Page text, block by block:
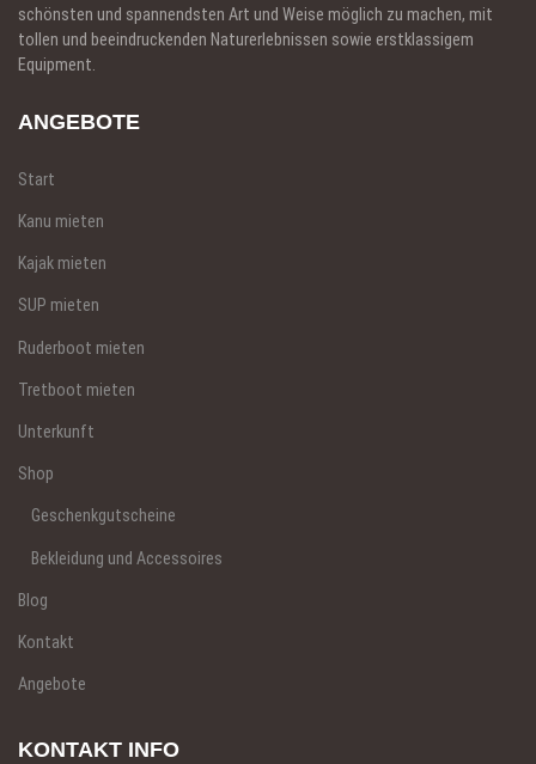
schönsten und spannendsten Art und Weise möglich zu machen, mit
tollen und beeindruckenden Naturerlebnissen sowie erstklassigem
Equipment.
ANGEBOTE
Start
Kanu mieten
Kajak mieten
SUP mieten
Ruderboot mieten
Tretboot mieten
Unterkunft
Shop
Geschenkgutscheine
Bekleidung und Accessoires
Blog
Kontakt
Angebote
KONTAKT INFO